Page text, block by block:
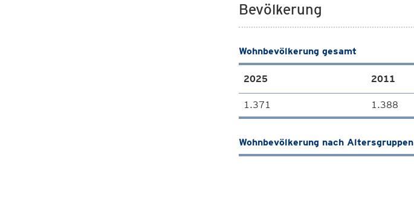
Bevölkerung
Wohnbevölkerung gesamt
2025 2011
1.371 1.388
Wohnbevölkerung nach Altersgruppen